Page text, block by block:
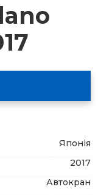
Японія
2017
Автокран